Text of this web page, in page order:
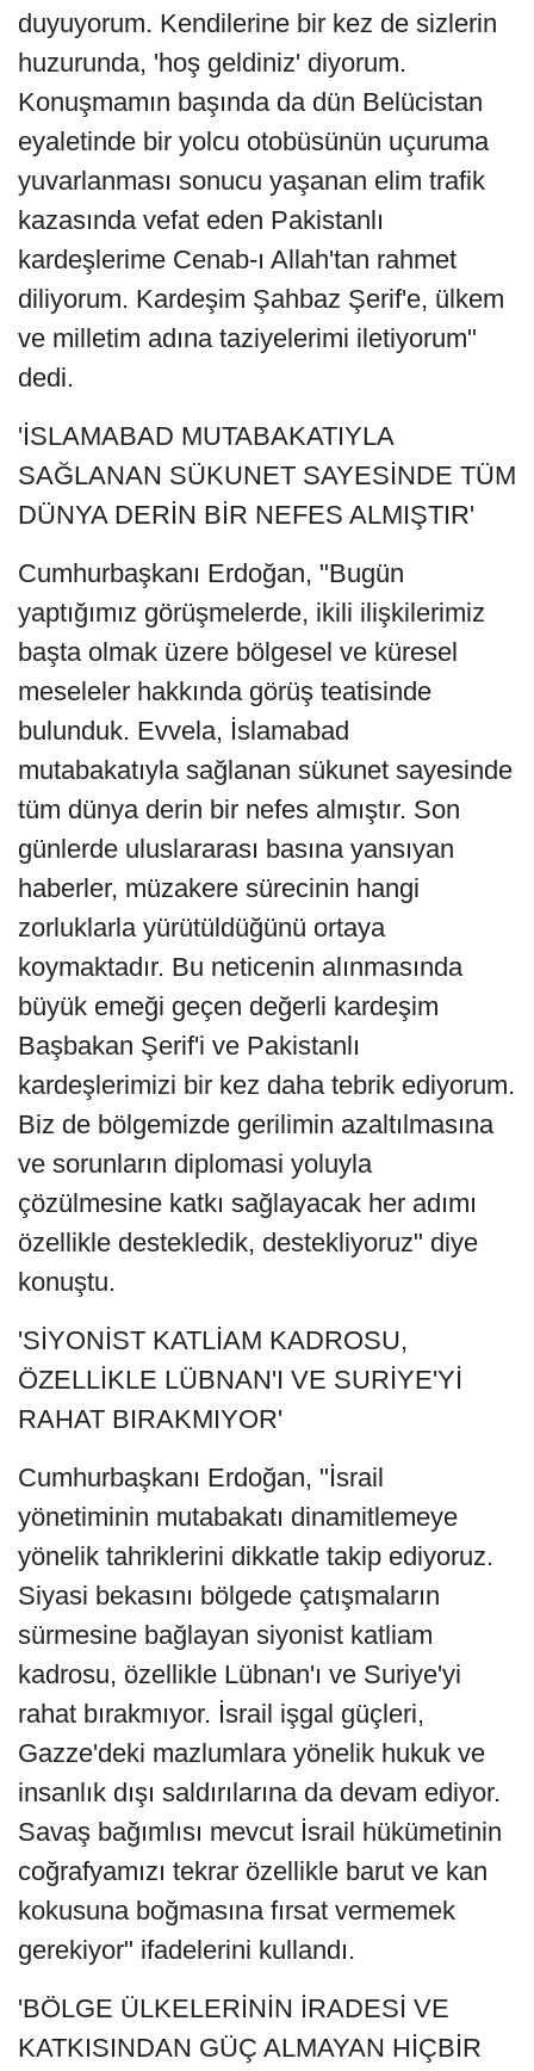
duyuyorum. Kendilerine bir kez de sizlerin
huzurunda, 'hoş geldiniz' diyorum.
Konuşmamın başında da dün Belücistan
eyaletinde bir yolcu otobüsünün uçuruma
yuvarlanması sonucu yaşanan elim trafik
kazasında vefat eden Pakistanlı
kardeşlerime Cenab-ı Allah'tan rahmet
diliyorum. Kardeşim Şahbaz Şerif'e, ülkem
ve milletim adına taziyelerimi iletiyorum"
dedi.
'İSLAMABAD MUTABAKATIYLA
SAĞLANAN SÜKUNET SAYESİNDE TÜM
DÜNYA DERİN BİR NEFES ALMIŞTIR'
Cumhurbaşkanı Erdoğan, "Bugün
yaptığımız görüşmelerde, ikili ilişkilerimiz
başta olmak üzere bölgesel ve küresel
meseleler hakkında görüş teatisinde
bulunduk. Evvela, İslamabad
mutabakatıyla sağlanan sükunet sayesinde
tüm dünya derin bir nefes almıştır. Son
günlerde uluslararası basına yansıyan
haberler, müzakere sürecinin hangi
zorluklarla yürütüldüğünü ortaya
koymaktadır. Bu neticenin alınmasında
büyük emeği geçen değerli kardeşim
Başbakan Şerif'i ve Pakistanlı
kardeşlerimizi bir kez daha tebrik ediyorum.
Biz de bölgemizde gerilimin azaltılmasına
ve sorunların diplomasi yoluyla
çözülmesine katkı sağlayacak her adımı
özellikle destekledik, destekliyoruz" diye
konuştu.
'SİYONİST KATLİAM KADROSU,
ÖZELLİKLE LÜBNAN'I VE SURİYE'Yİ
RAHAT BIRAKMIYOR'
Cumhurbaşkanı Erdoğan, "İsrail
yönetiminin mutabakatı dinamitlemeye
yönelik tahriklerini dikkatle takip ediyoruz.
Siyasi bekasını bölgede çatışmaların
sürmesine bağlayan siyonist katliam
kadrosu, özellikle Lübnan'ı ve Suriye'yi
rahat bırakmıyor. İsrail işgal güçleri,
Gazze'deki mazlumlara yönelik hukuk ve
insanlık dışı saldırılarına da devam ediyor.
Savaş bağımlısı mevcut İsrail hükümetinin
coğrafyamızı tekrar özellikle barut ve kan
kokusuna boğmasına fırsat vermemek
gerekiyor" ifadelerini kullandı.
'BÖLGE ÜLKELERİNİN İRADESİ VE
KATKISINDAN GÜÇ ALMAYAN HİÇBİR